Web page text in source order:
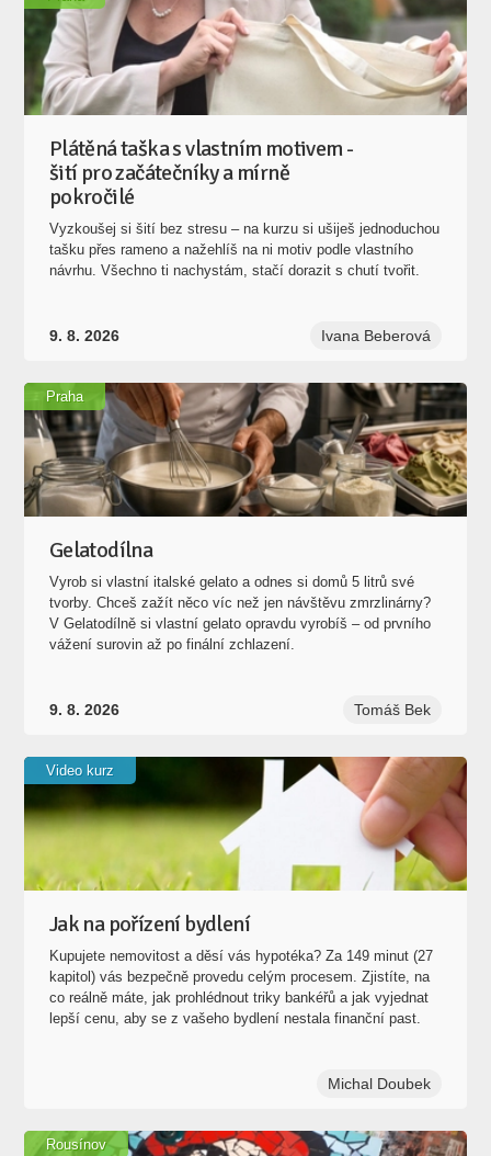
Plátěná taška s vlastním motivem -
šití pro začátečníky a mírně
pokročilé
Vyzkoušej si šití bez stresu – na kurzu si ušiješ jednoduchou
tašku přes rameno a nažehlíš na ni motiv podle vlastního
návrhu. Všechno ti nachystám, stačí dorazit s chutí tvořit.
9. 8. 2026 Ivana Beberová
Gelatodílna
Vyrob si vlastní italské gelato a odnes si domů 5 litrů své
tvorby. Chceš zažít něco víc než jen návštěvu zmrzlinárny?
V Gelatodílně si vlastní gelato opravdu vyrobíš – od prvního
vážení surovin až po finální zchlazení.
9. 8. 2026 Tomáš Bek
Praha
Jak na pořízení bydlení
Kupujete nemovitost a děsí vás hypotéka? Za 149 minut (27
kapitol) vás bezpečně provedu celým procesem. Zjistíte, na
co reálně máte, jak prohlédnout triky bankéřů a jak vyjednat
lepší cenu, aby se z vašeho bydlení nestala finanční past.
Michal Doubek
Video kurz
Rousínov